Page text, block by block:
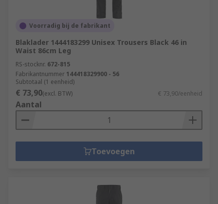
Voorradig bij de fabrikant
Blaklader 1444183299 Unisex Trousers Black 46 in
Waist 86cm Leg
RS-stocknr. 672-815
Fabrikantnummer 144418329900 - 56
Subtotaal (1 eenheid)
€ 73,90(excl. BTW) € 73,90/eenheid
Aantal
Toevoegen